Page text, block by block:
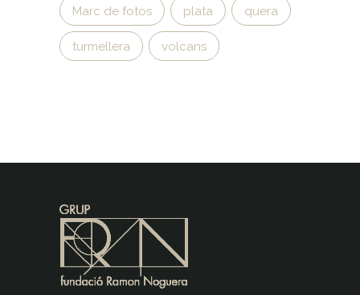
Marc de fotos plata quera
turmellera volcans